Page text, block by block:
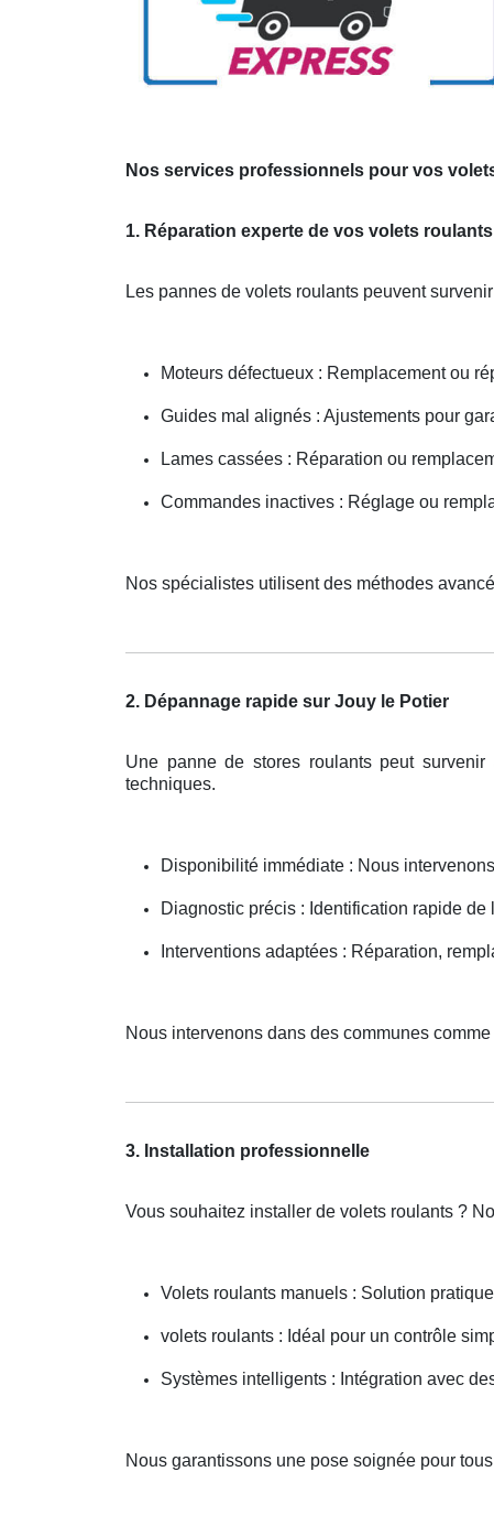
Nos services professionnels pour vos
1. Réparation experte de vos volets
Les pannes de volets roulants peuvent
Moteurs défectueux : Remplacement ou
Guides mal alignés : Ajustements pour
Lames cassées : Réparation ou
Commandes inactives : Réglage ou
Nos spécialistes utilisent des méthodes
2. Dépannage rapide sur Jouy le Potier
Une panne de stores roulants peut
techniques.
Disponibilité immédiate : Nous
Diagnostic précis : Identification rapide de
Interventions adaptées : Réparation,
Nous intervenons dans des communes
3. Installation professionnelle
Vous souhaitez installer de volets roulants ?
Volets roulants manuels : Solution
volets roulants : Idéal pour un contrôle
Systèmes intelligents : Intégration avec
Nous garantissons une pose soignée pour